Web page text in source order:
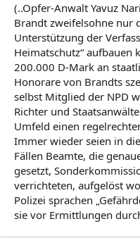
(..Opfer-Anwalt Yavuz
Brandt zweifelsohne nur
Unterstützung der
Heimatschutz“ aufbauen
200.000 D-Mark an
Honorare von Brandts
selbst Mitglied der NPD
Richter und
Umfeld einen
Immer wieder seien in
Fällen Beamte, die
gesetzt,
verrichteten, aufgelöst
Polizei sprachen
sie vor Ermittlungen